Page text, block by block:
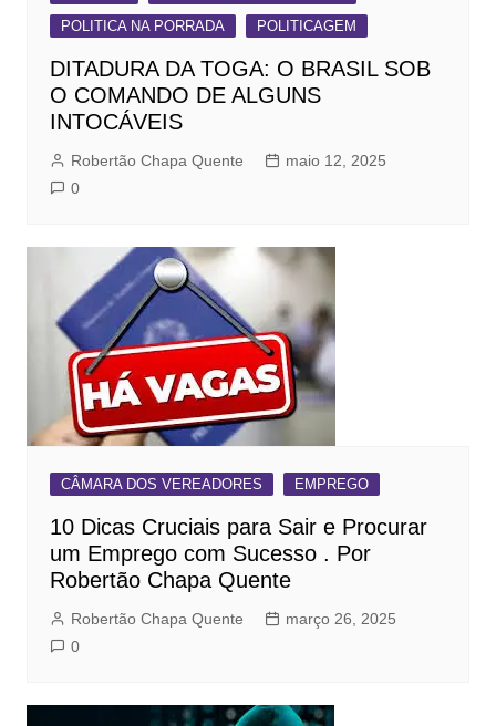
POLITICA NA PORRADA
POLITICAGEM
DITADURA DA TOGA: O BRASIL SOB
O COMANDO DE ALGUNS
INTOCÁVEIS
Robertão Chapa Quente
maio 12, 2025
0
CÂMARA DOS VEREADORES EMPREGO
10 Dicas Cruciais para Sair e Procurar
um Emprego com Sucesso . Por
Robertão Chapa Quente
Robertão Chapa Quente
março 26, 2025
0